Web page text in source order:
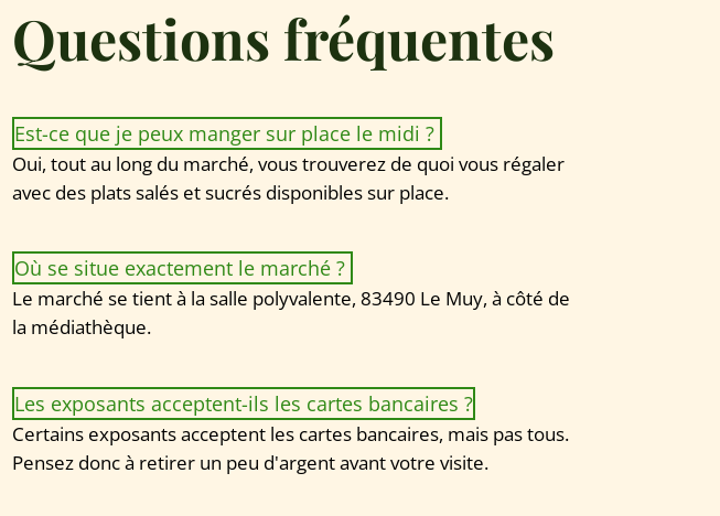
Questions fréquentes
Est-ce que je peux manger sur place le midi ?
Oui, tout au long du marché, vous trouverez de quoi vous régaler
avec des plats salés et sucrés disponibles sur place.
Où se situe exactement le marché ?
Le marché se tient à la salle polyvalente, 83490 Le Muy, à côté de
la médiathèque.
Les exposants acceptent-ils les cartes bancaires ?
Certains exposants acceptent les cartes bancaires, mais pas tous.
Pensez donc à retirer un peu d'argent avant votre visite.